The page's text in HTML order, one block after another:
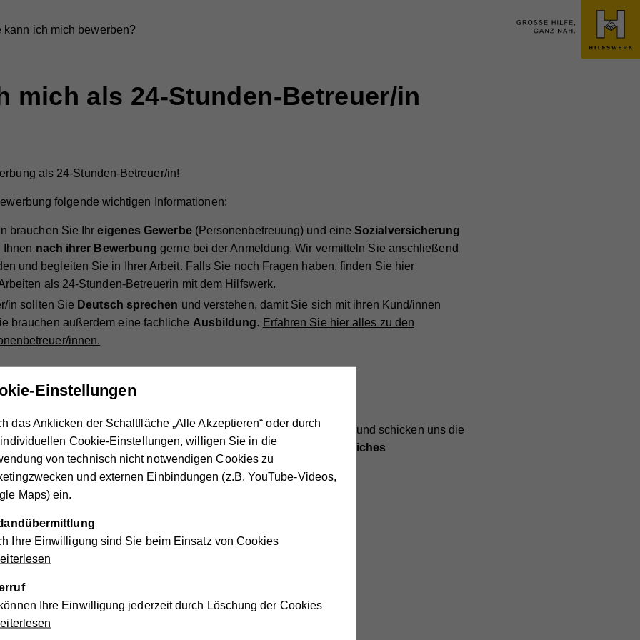
kann ich mich bewerben?
mich als 24-Stunden-Betreuer/in
als 24-Stunden-Betreuer/in!
folgende wichtigen Informationen:
brauchen Sie Ihreigenes Gewerbe(Personenbetreuung) und eineSozialversicherung
Ihnen nach ihrer Bewerbunggerne bei der Anmeldung. Wir vermitteln Sie anschließend
und begleiten Sie in Ihrer Arbeit. Falls Sie noch Fragen haben,finden Sie hier
als 24-Stunden-Betreuerin mit dem Hilfswerk.
in sollten Sie Deutsch sprechen und verstehen, damit Sie sich mit ihren Kund/innen
brauchen außerdem eine fachliche Ausbildung. Erfahren Sie hier alles zu den
innen.
die Bewerbung?
Betreuer/in füllen Sie ganz einfach unserOnline-Formular
aus und schicken uns die
Sie anschließend und vereinbaren einen Termin für ein
persönliches
Sprache.
JETZT BEWERBEN
Vorstellungsgespräch mitbringen?
werden Sie zu einem Vorstellungsgespräch eingeladen.
Einstellungen
das Anklicken der Schaltfläche „Alle Akzeptieren“ oder durch
Cookie-Einstellungen, willigen Sie in die
von technisch nicht notwendigen Cookies zu
und externen Einbindungen (z.B. YouTube-Videos,
Maps) ein.
Ihre Einwilligung sind Sie beim Einsatz von Cookies
Ihre Einwilligung jederzeit durch Löschung der Cookies